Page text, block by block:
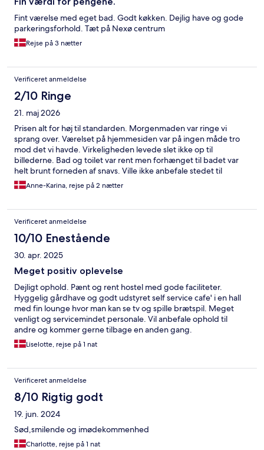
Fint værelse med eget bad. Godt køkken. Dejlig have og gode
parkeringsforhold. Tæt på Nexø centrum
Rejse på 3 nætter
Verificeret anmeldelse
2/10 Ringe
21. maj 2026
Prisen alt for høj til standarden. Morgenmaden var ringe vi
sprang over. Værelset på hjemmesiden var på ingen måde tro
mod det vi havde. Virkeligheden levede slet ikke op til
billederne. Bad og toilet var rent men forhænget til badet var
helt brunt forneden af snavs. Ville ikke anbefale stedet til
nogen.Anne-Karina, rejse på 2 nætter
Verificeret anmeldelse
10/10 Enestående
30. apr. 2025
Meget positiv oplevelse
Dejligt ophold. Pænt og rent hostel med gode faciliteter.
Hyggelig gårdhave og godt udstyret self service cafe' i en hall
med fin lounge hvor man kan se tv og spille brætspil. Meget
venligt og servicemindet personale. Vil anbefale ophold til
andre og kommer gerne tilbage en anden gang.
Liselotte, rejse på 1 nat
Verificeret anmeldelse
8/10 Rigtig godt
19. jun. 2024
Sød,smilende og imødekommenhed
Charlotte, rejse på 1 nat